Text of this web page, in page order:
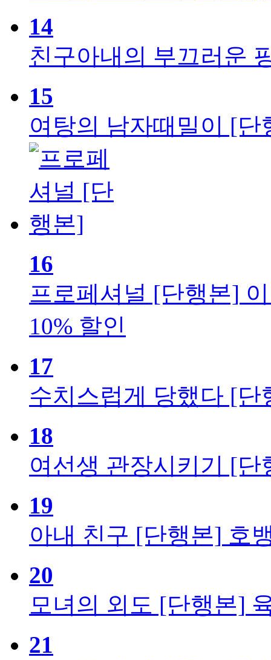
14
친구아내의 부끄러운
15
여탕의 남자때밀이 [단
16
프로페셔널 [단행본]
10% 할인
17
수치스럽게 당했다 [단
18
여선생 관장시키기 [단
19
아내 친구 [단행본] 호
20
모녀의 외도 [단행본]
21